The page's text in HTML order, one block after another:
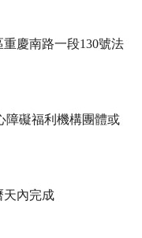
慶南路一段130號法
障礙福利機構團體或
天內完成